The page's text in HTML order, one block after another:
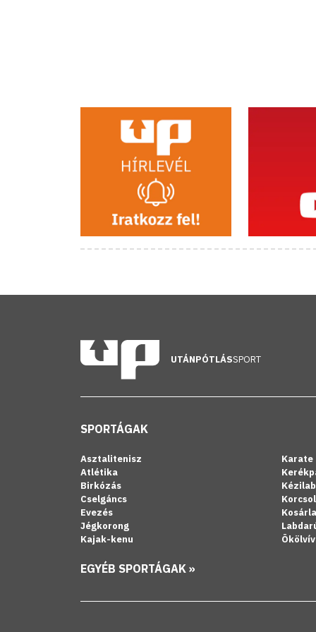
UTÁNPÓTLÁSSPORT
SPORTÁGAK
Asztalitenisz
Atlétika
Birkózás
Cselgáncs
Evezés
Jégkorong
Kajak-kenu
Karate
EGYÉB SPORTÁGAK »